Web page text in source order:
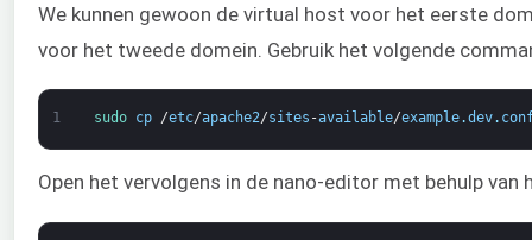
We kunnen gewoon de virtual host voor het eerste
voor het tweede domein. Gebruik het volgende
1 sudo cp /etc/apache2/sites -available/example.dev.
Open het vervolgens in de nano-editor met behulp van